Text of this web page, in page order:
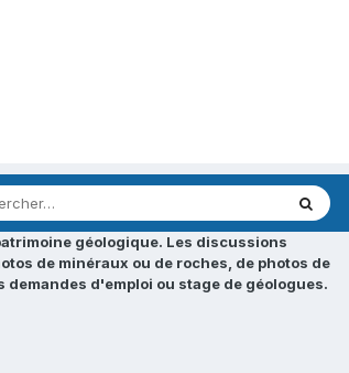
géologique. Les discussions
de minéraux ou de roches, de photos de
d'emploi ou stage de géologues.